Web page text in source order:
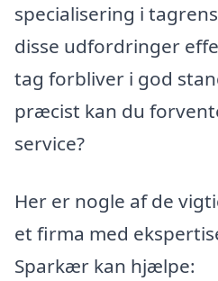
specialisering i
disse udfordringer
tag forbliver i god
præcist kan du
service?
Her er nogle af de
et firma med
Sparkær kan hjælpe: